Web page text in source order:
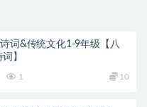
词&传统文化1-9年级【八
】
1 10